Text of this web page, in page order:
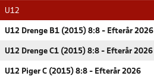
U12
U12 Drenge B1 (2015) 8:8 - Efterår 2026
U12 Drenge C1 (2015) 8:8 - Efterår 2026
U12 Piger C (2015) 8:8 - Efterår 2026